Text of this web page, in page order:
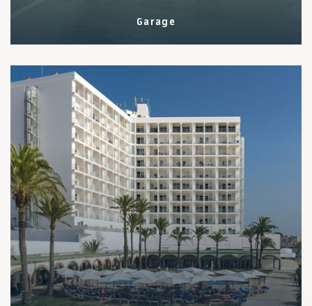
Garage